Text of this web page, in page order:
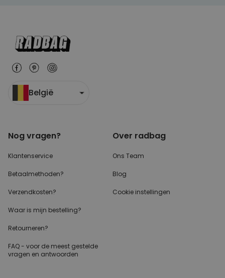
België
Nog vragen?
Klantenservice
Betaalmethoden?
Verzendkosten?
Waar is mijn bestelling?
Retourneren?
FAQ - voor de meest gestelde
vragen en antwoorden
Over radbag
Ons Team
Blog
Cookie instellingen